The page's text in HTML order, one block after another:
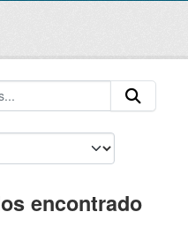
encontrado